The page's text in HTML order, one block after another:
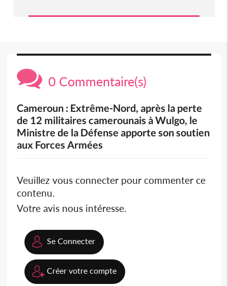
0 Commentaire(s)
Cameroun : Extrême-Nord, après la perte
de 12 militaires camerounais à Wulgo, le
Ministre de la Défense apporte son soutien
aux Forces Armées
Veuillez vous connecter pour commenter ce
contenu.
Votre avis nous intéresse.
Se Connecter
Créer votre compte